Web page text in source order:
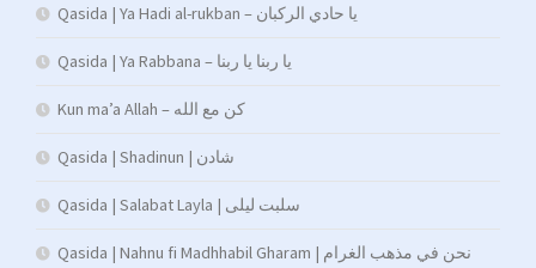
Qasida | Ya Hadi al-rukban – يا حادي الركبان
Qasida | Ya Rabbana – يا ربنا يا ربنا
Kun ma’a Allah – كن مع الله
Qasida | Shadinun | شادن
Qasida | Salabat Layla | سلبت ليلى
Qasida | Nahnu fi Madhhabil Gharam | نحن في مذهب الغرام